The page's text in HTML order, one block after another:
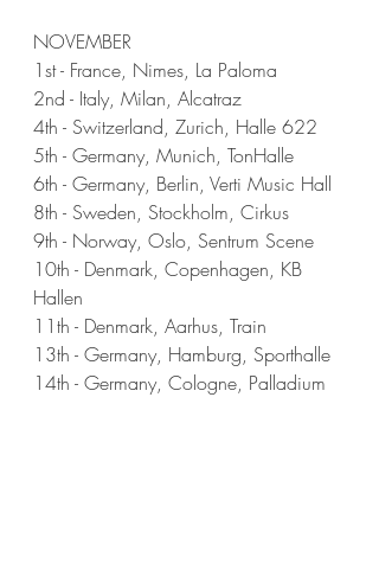
NOVEMBER
1st - France, Nimes, La Paloma
2nd - Italy, Milan, Alcatraz
4th - Switzerland, Zurich, Halle 622
5th - Germany, Munich, TonHalle
6th - Germany, Berlin, Verti Music Hall
8th - Sweden, Stockholm, Cirkus
9th - Norway, Oslo, Sentrum Scene
10th - Denmark, Copenhagen, KB
Hallen
11th - Denmark, Aarhus, Train
13th - Germany, Hamburg, Sporthalle
14th - Germany, Cologne, Palladium